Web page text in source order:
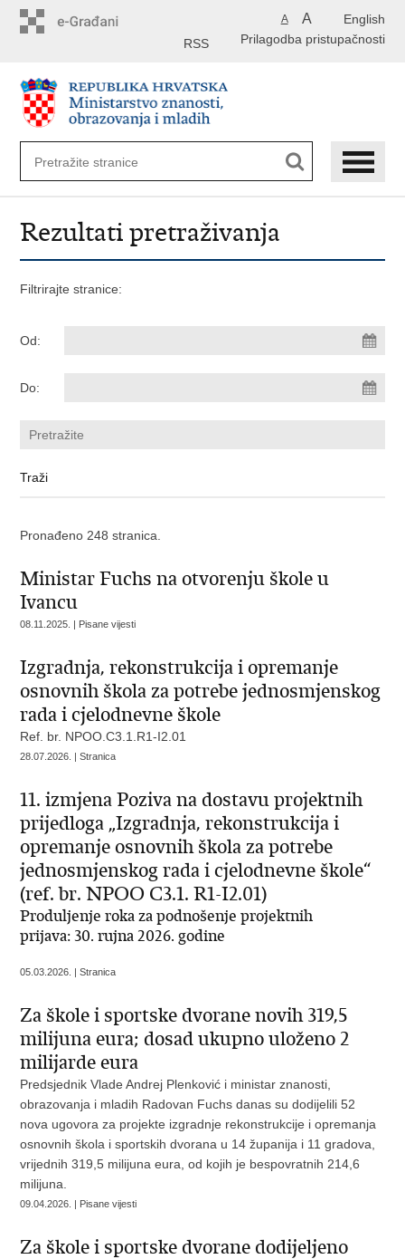
English
A A
Prilagodba pristupačnosti
RSS
Rezultati pretraživanja
Filtrirajte stranice:
Od:
Do:
Pronađeno 248 stranica.
Ministar Fuchs na otvorenju škole u
Ivancu
08.11.2025. | Pisane vijesti
Izgradnja, rekonstrukcija i opremanje
osnovnih škola za potrebe jednosmjenskog
rada i cjelodnevne škole
Ref. br. NPOO.C3.1.R1-I2.01
28.07.2026. | Stranica
11. izmjena Poziva na dostavu projektnih
prijedloga „Izgradnja, rekonstrukcija i
opremanje osnovnih škola za potrebe
jednosmjenskog rada i cjelodnevne škole“
(ref. br. NPOO C3.1. R1-I2.01)
Produljenje roka za podnošenje projektnih
prijava: 30. rujna 2026. godine
05.03.2026. | Stranica
Za škole i sportske dvorane novih 319,5
milijuna eura; dosad ukupno uloženo 2
milijarde eura
Predsjednik Vlade Andrej Plenković i ministar znanosti,
obrazovanja i mladih Radovan Fuchs danas su dodijelili 52
nova ugovora za projekte izgradnje rekonstrukcije i opremanja
osnovnih škola i sportskih dvorana u 14 županija i 11 gradova,
vrijednih 319,5 milijuna eura, od kojih je bespovratnih 214,6
milijuna.
09.04.2026. | Pisane vijesti
Za škole i sportske dvorane dodijeljeno